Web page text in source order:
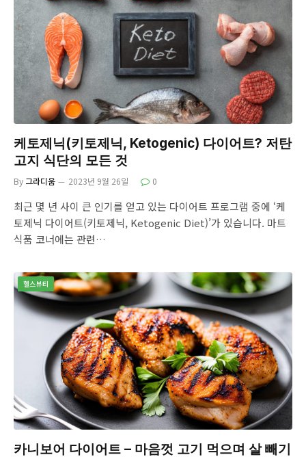
케토제닉(키토제닉, Ketogenic) 다이어트? 저탄
고지 식단의 모든 것
By 그라디움 2023년 9월 26일 0
최근 몇 년 사이 큰 인기를 얻고 있는 다이어트 프로그램 중에 ‘케
토제닉 다이어트(키토제닉, Ketogenic Diet)’가 있습니다. 마트
식품 코너에는 관련…
헬스뷰티
카니보어 다이어트 – 마음껏 고기 먹으며 살 빼기